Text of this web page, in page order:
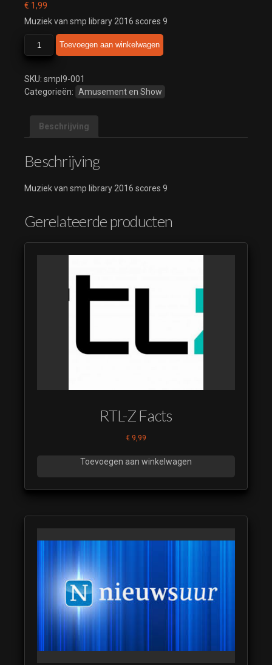
€ 1,99
Muziek van smp library 2016 scores 9
library
scores
9
Toevoegen aan winkelwagen
SKU: smpl9-001
Categorieën: Amusement en Show
Beschrijving
Beschrijving
Muziek van smp library 2016 scores 9
Gerelateerde producten
RTL-Z Facts
€ 9,99
Toevoegen aan winkelwagen